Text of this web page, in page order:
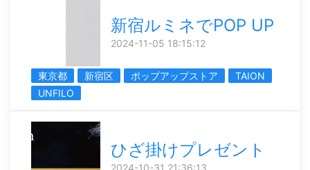
新宿ルミネでPOP UP
2024-11-05 18:15:12
東京都 新宿区 ポップアップストア
TAION
UNFILO
ひざ掛けプレゼント
2024-10-31 21:36:13